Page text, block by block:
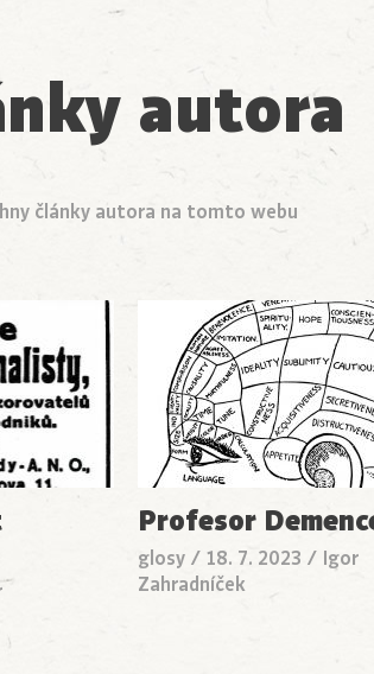
autora
články autora na tomto webu
Profesor
glosy /18. 7. 2023 / Igor
Zahradníček